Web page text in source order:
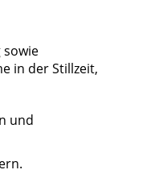
in der Stillzeit,
und